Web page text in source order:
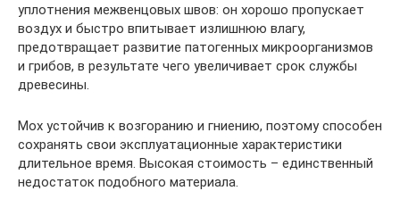
уплотнения межвенцовых швов: он хорошо пропускает
воздух и быстро впитывает излишнюю влагу,
предотвращает развитие патогенных микроорганизмов
и грибов, в результате чего увеличивает срок службы
древесины.
Мох устойчив к возгоранию и гниению, поэтому способен
сохранять свои эксплуатационные характеристики
длительное время. Высокая стоимость – единственный
недостаток подобного материала.